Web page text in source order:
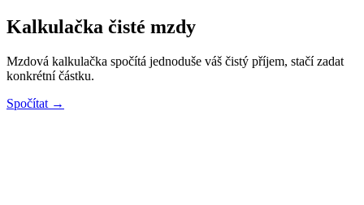
Kalkulačka čisté mzdy
Mzdová kalkulačka spočítá jednoduše váš čistý příjem, stačí zadat
konkrétní částku.
Spočítat →